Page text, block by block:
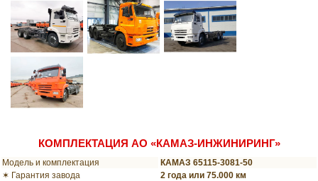
КОМПЛЕКТАЦИЯ АО «КАМАЗ-ИНЖИНИРИНГ»
Модель и комплектация
КАМАЗ 65115-3081-50
✶ Гарантия завода
2 года или 75.000 км